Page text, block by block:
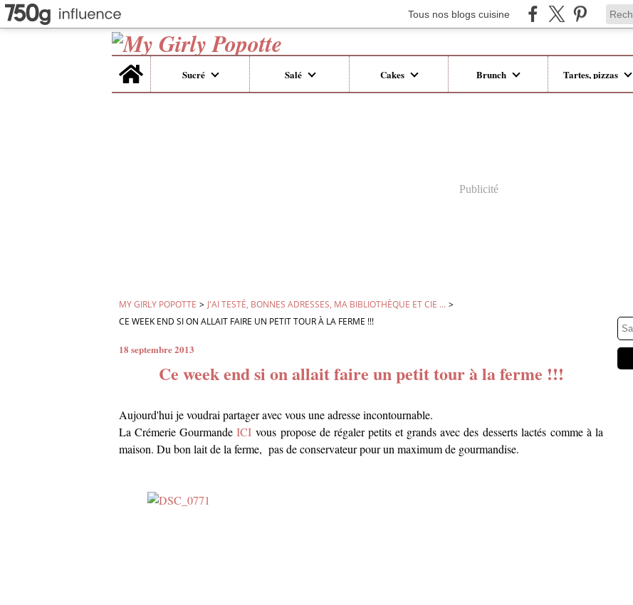
Tous nos blogs cuisine
Home
Sucré
Salé Cakes Brunch Tartes, pizzas
Publicité
MY GIRLY POPOTTE > J'AI TESTÉ, BONNES ADRESSES, MA BIBLIOTHÈQUE ET CIE ... >
CE WEEK END SI ON ALLAIT FAIRE UN PETIT TOUR À LA FERME !!!
18 septembre 2013
Ce week end si on allait faire un petit tour à la ferme !!!
Aujourd'hui je voudrai partager avec vous une adresse incontournable.
La Crémerie GourmandeICI vous propose de régaler petits et grands avec des desserts lactés comme à la
maison. Du bon lait de la ferme, pas de conservateur pour un maximum de gourmandise.